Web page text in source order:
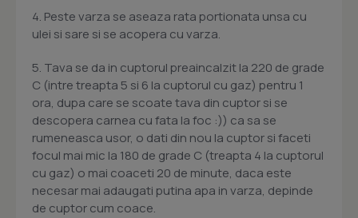
4. Peste varza se aseaza rata portionata unsa cu
ulei si sare si se acopera cu varza.
5. Tava se da in cuptorul preaincalzit la 220 de grade
C (intre treapta 5 si 6 la cuptorul cu gaz) pentru 1
ora, dupa care se scoate tava din cuptor si se
descopera carnea cu fata la foc :)) ca sa se
rumeneasca usor, o dati din nou la cuptor si faceti
focul mai mic la 180 de grade C (treapta 4 la cuptorul
cu gaz) o mai coaceti 20 de minute, daca este
necesar mai adaugati putina apa in varza, depinde
de cuptor cum coace.